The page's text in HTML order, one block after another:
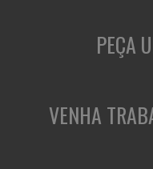
PEÇA
VENHA